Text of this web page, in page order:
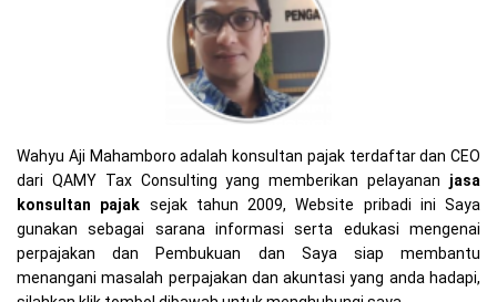
Wahyu Aji Mahamboro adalah konsultan pajak terdaftar dan CEO
dari QAMY Tax Consulting yang memberikan pelayanan jasa
konsultan pajak sejak tahun 2009, Website pribadi ini Saya
gunakan sebagai sarana informasi serta edukasi mengenai
perpajakan dan Pembukuan dan Saya siap membantu
menangani masalah perpajakan dan akuntasi yang anda hadapi,